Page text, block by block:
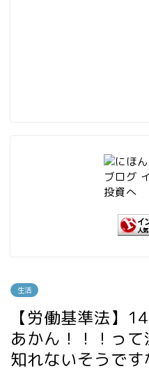
生活
【労働基準法】
あかん！！！っ
知れないそうで